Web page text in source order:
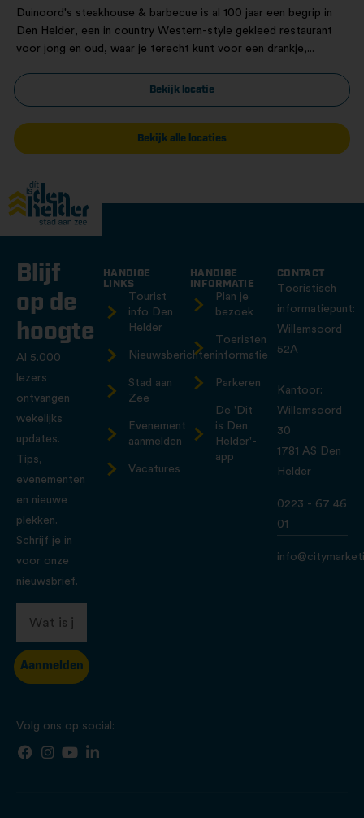
Duinoord's steakhouse & barbecue is al 100 jaar een begrip in
Den Helder, een in country Western-style gekleed restaurant
voor jong en oud, waar je terecht kunt voor een drankje,...
Bekijk locatie
Bekijk alle locaties
Blijf
op de
hoogte
Al 5.000
lezers
ontvangen
wekelijks
updates.
Tips,
evenementen
en nieuwe
plekken.
Schrijf je in
voor onze
nieuwsbrief.
Aanmelden
HANDIGE
LINKS
Tourist
info Den
Helder
Nieuwsberichten
Stad aan
Zee
Evenement
aanmelden
Vacatures
HANDIGE
INFORMATIE
Plan je
bezoek
Toeristen
informatie
Parkeren
De 'Dit
is Den
Helder'-
app
CONTACT
Toeristisch
informatiepunt:
Willemsoord
52A
Kantoor:
Willemsoord
30
1781 AS Den
Helder
0223 - 67 46
01
Volg ons op social: